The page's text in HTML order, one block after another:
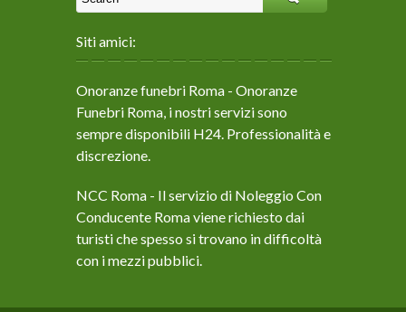
Siti amici:
Onoranze funebri Roma - Onoranze
Funebri Roma, i nostri servizi sono
sempre disponibili H24. Professionalità e
discrezione.
NCC Roma - Il servizio di Noleggio Con
Conducente Roma viene richiesto dai
turisti che spesso si trovano in difficoltà
con i mezzi pubblici.